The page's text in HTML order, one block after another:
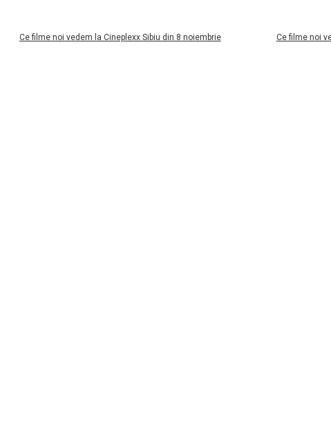
Ce filme noi vedem la Cineplexx Sibiu din 8 noiembrie Ce filme noi